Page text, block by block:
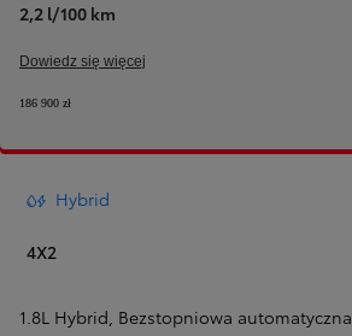
2,2 l/100 km
Dowiedz się więcej
186 900 zł
Hybrid
4X2
1.8L Hybrid, Bezstopniowa automatyczna